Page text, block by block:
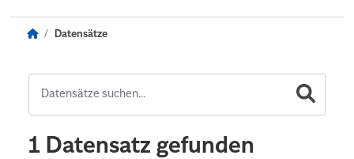
Datensätze
1 Datensatz gefunden